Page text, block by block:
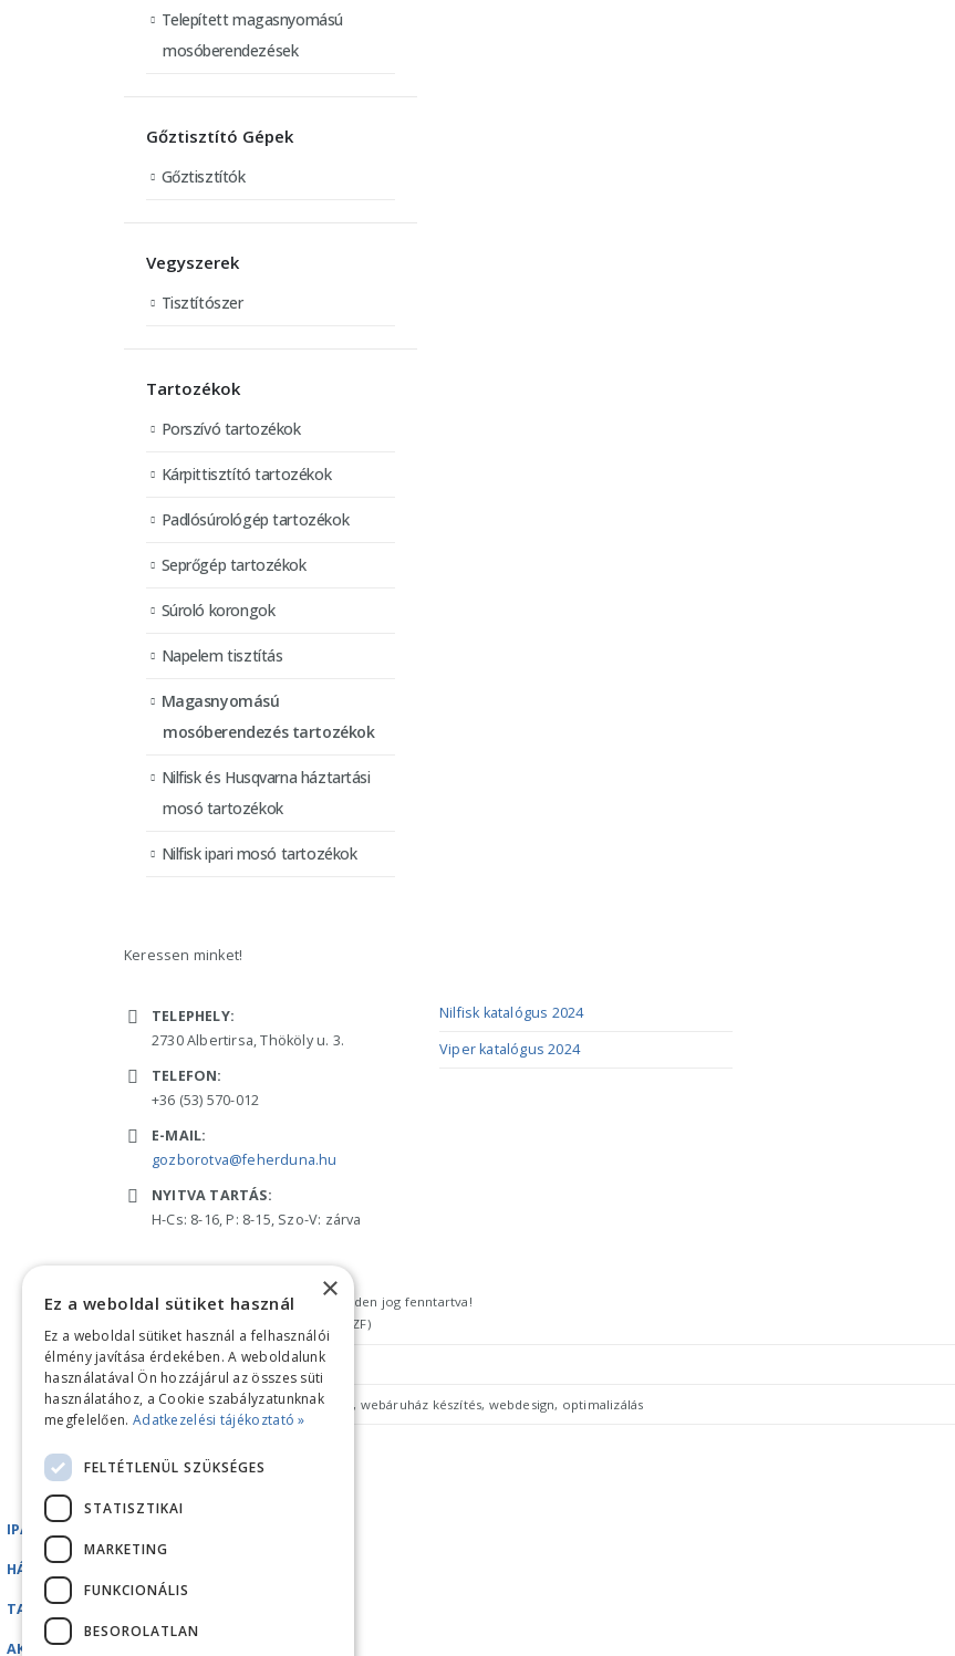
Telepített magasnyomású
mosóberendezések
Gőztisztító Gépek
Gőztisztítók
Vegyszerek
Tisztítószer
Tartozékok
Porszívó tartozékok
Kárpittisztító tartozékok
Padlósúrológép tartozékok
Seprőgép tartozékok
Súroló korongok
Napelem tisztítás
Magasnyomású
mosóberendezés tartozékok
Nilfisk és Husqvarna háztartási
mosó tartozékok
Nilfisk ipari mosó tartozékok
Keressen minket!
TELEPHELY:
2730 Albertirsa, Thököly u. 3.
TELEFON:
+36 (53) 570-012
E-MAIL:
gozborotva@feherduna.hu
NYITVA TARTÁS:
H-Cs: 8-16, P: 8-15, Szo-V: zárva
Nilfisk katalógus 2024
Viper katalógus 2024
Copyright © 2018 feherduna.hu - Minden jog fenntartva!
Általános szerződési feltételek (ÁSZF)
Adatkezelési tájékoztató
IPARI GÉPEK
HÁZTARTÁSI GÉPEK
TARTOZÉKOK/ALKATRÉSZEK
AKCIÓK
×
Ez a weboldal sütiket használ
Ez a weboldal sütiket használ a felhasználói
élmény javítása érdekében. A weboldalunk
használatával Ön hozzájárul az összes süti
használatához, a Cookie szabályzatunknak
megfelelően. Adatkezelési tájékoztató »
FELTÉTLENÜL SZÜKSÉGES
STATISZTIKAI
MARKETING
FUNKCIONÁLIS
BESOROLATLAN